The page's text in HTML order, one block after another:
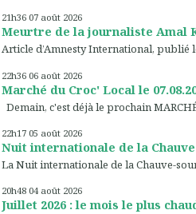
21h36 07 août 2026
Meurtre de la journaliste Amal
Article d’Amnesty International, publié
22h36 06 août 2026
Marché du Croc' Local le
Demain, c'est déjà le prochain
22h17 05 août 2026
Nuit internationale de la
La Nuit internationale de la Chauve-
20h48 04 août 2026
Juillet 2026 : le mois le plus